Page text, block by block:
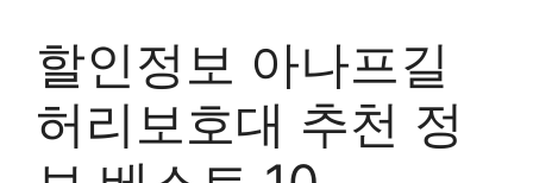
할인정보 아나프길
허리보호대 추천 정